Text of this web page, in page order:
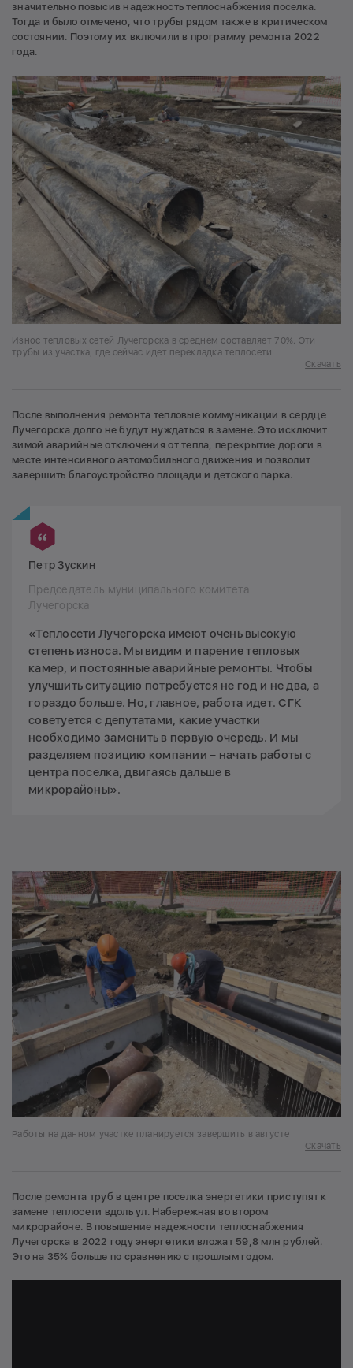
значительно повысив надежность теплоснабжения поселка.
Тогда и было отмечено, что трубы рядом также в критическом
состоянии. Поэтому их включили в программу ремонта 2022
года.
Износ тепловых сетей Лучегорска в среднем составляет 70%. Эти
трубы из участка, где сейчас идет перекладка теплосети
Скачать
После выполнения ремонта тепловые коммуникации в сердце
Лучегорска долго не будут нуждаться в замене. Это исключит
зимой аварийные отключения от тепла, перекрытие дороги в
месте интенсивного автомобильного движения и позволит
завершить благоустройство площади и детского парка.
Петр Зускин
Председатель муниципального комитета
Лучегорска
«Теплосети Лучегорска имеют очень высокую
степень износа. Мы видим и парение тепловых
камер, и постоянные аварийные ремонты. Чтобы
улучшить ситуацию потребуется не год и не два, а
гораздо больше. Но, главное, работа идет. СГК
советуется с депутатами, какие участки
необходимо заменить в первую очередь. И мы
разделяем позицию компании – начать работы с
центра поселка, двигаясь дальше в
микрорайоны».
Работы на данном участке планируется завершить в августе
Скачать
После ремонта труб в центре поселка энергетики приступят к
замене теплосети вдоль ул. Набережная во втором
микрорайоне. В повышение надежности теплоснабжения
Лучегорска в 2022 году энергетики вложат 59,8 млн рублей.
Это на 35% больше по сравнению с прошлым годом.